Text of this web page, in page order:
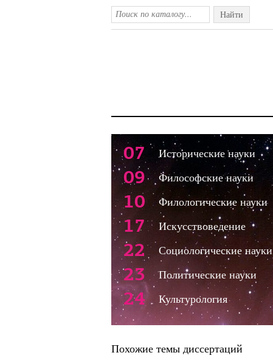
Найти
07 Исторические науки
09 Философские науки
10 Филологические науки
17 Искусствоведение
22 Социологические науки
23 Политические науки
24 Культурология
Похожие темы диссертаций